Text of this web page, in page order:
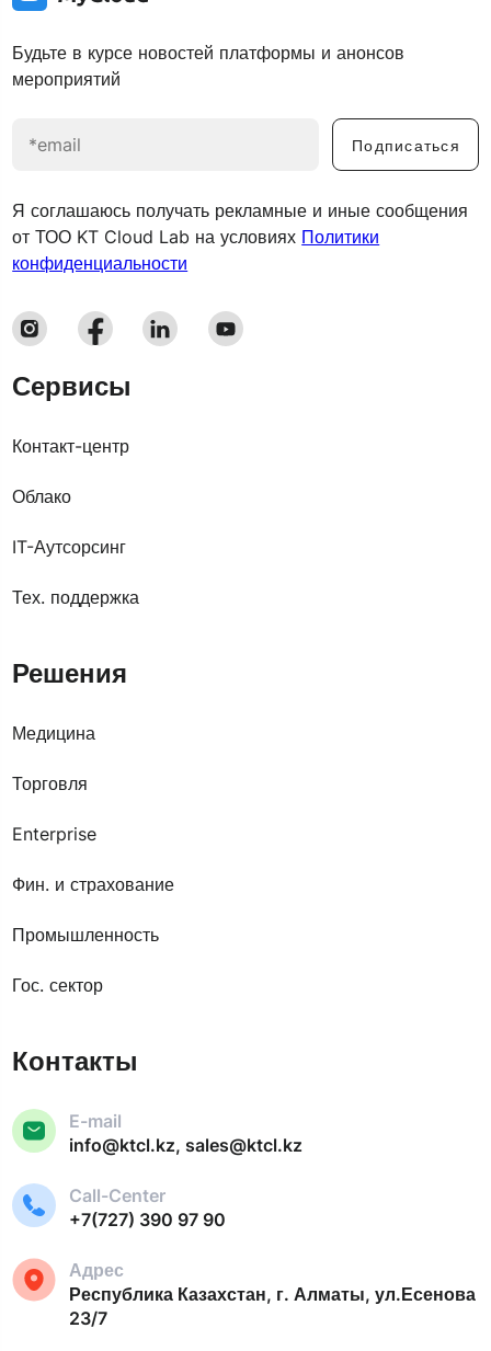
Будьте в курсе новостей платформы и анонсов
мероприятий
Подписаться
Я соглашаюсь получать рекламные и иные сообщения
от ТОО KT Cloud Lab на условиях Политики
конфиденциальности
Сервисы
Контакт-центр
Облако
IT-Аутсорсинг
Тех. поддержка
Решения
Медицина
Торговля
Enterprise
Фин. и страхование
Промышленность
Гос. сектор
Контакты
E-mail
info@ktcl.kz, sales@ktcl.kz
Call-Center
+7(727) 390 97 90
Адрес
Республика Казахстан, г. Алматы, ул.Есенова
23/7